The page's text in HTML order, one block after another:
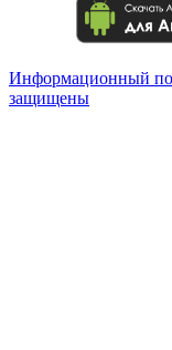
Информационный
защищены